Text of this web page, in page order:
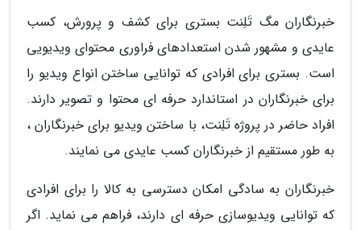
خبرنگاران مگ تَلِنت بستری برای کشف و پرورش، کسب
عایدی و مشهور شدن استعدادهای فراوری محتوای ویدیویی
است. بستری برای افرادی که توانایی ساختن انواع ویدیو را
برای خبرنگاران در استاندارد حرفه ای محتوا و تصویر دارند.
افراد حاضر در پروژه تَلِنت، با ساختن ویدیو برای خبرنگاران ،
به طور مستقیم از خبرنگاران کسب عایدی می نمایند.
خبرنگاران به سادگی امکان دسترسی به کالا را برای افرادی
که توانایی ویدیوسازی حرفه ای دارند، فراهم می نماید. اگر